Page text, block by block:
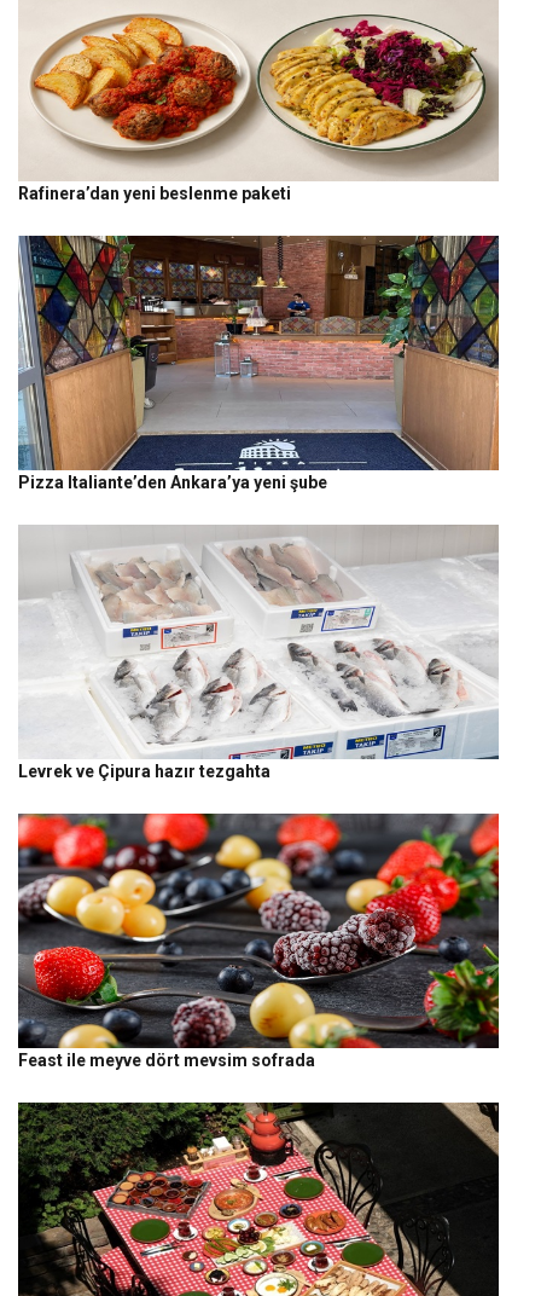
Rafinera’dan yeni beslenme paketi
Pizza Italiante’den Ankara’ya yeni şube
Levrek ve Çipura hazır tezgahta
Feast ile meyve dört mevsim sofrada